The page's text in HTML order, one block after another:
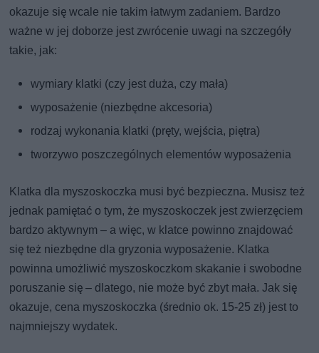
okazuje się wcale nie takim łatwym zadaniem. Bardzo
ważne w jej doborze jest zwrócenie uwagi na szczegóły
takie, jak:
wymiary klatki (czy jest duża, czy mała)
wyposażenie (niezbędne akcesoria)
rodzaj wykonania klatki (pręty, wejścia, piętra)
tworzywo poszczególnych elementów wyposażenia
Klatka dla myszoskoczka musi być bezpieczna. Musisz też
jednak pamiętać o tym, że myszoskoczek jest zwierzęciem
bardzo aktywnym – a więc, w klatce powinno znajdować
się też niezbędne dla gryzonia wyposażenie. Klatka
powinna umożliwić myszoskoczkom skakanie i swobodne
poruszanie się – dlatego, nie może być zbyt mała. Jak się
okazuje, cena myszoskoczka (średnio ok. 15-25 zł) jest to
najmniejszy wydatek.